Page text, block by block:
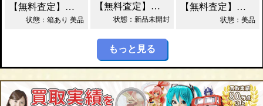
【無料査定】昭和レトロ玩具歓迎 ｜ ガッチャマン パイマー DXジャンボマシンダー買取！
状態：箱あり 美品
【無料査定】昭和レトロ玩具歓迎 ｜ S.H.フィギュアーツ ジェノサイダー 買取！
状態：新品未開封
【無料査定】昭和レトロ玩具歓迎 ｜ 当時物 トミカ トヨタ 2000GT 黒箱 日本製 買取！
状態：美品
もっと見る